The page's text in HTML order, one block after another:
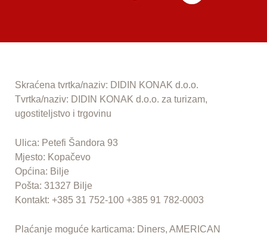
Skraćena tvrtka/naziv: DIDIN KONAK d.o.o.
Tvrtka/naziv: DIDIN KONAK d.o.o. za turizam,
ugostiteljstvo i trgovinu
Ulica: Petefi Šandora 93
Mjesto: Kopačevo
Općina: Bilje
Pošta: 31327 Bilje
Kontakt: +385 31 752-100 +385 91 782-0003
Plaćanje moguće karticama: Diners, AMERICAN